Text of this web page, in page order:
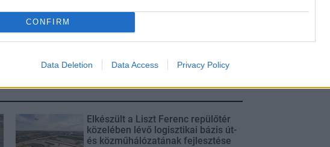
CONFIRM
Data Deletion Data Access Privacy Policy
megyére
Elkészült a Liszt Ferenc repülőtér
közelében lévő logisztikai bázis út-
és közműhálózatának fejlesztése